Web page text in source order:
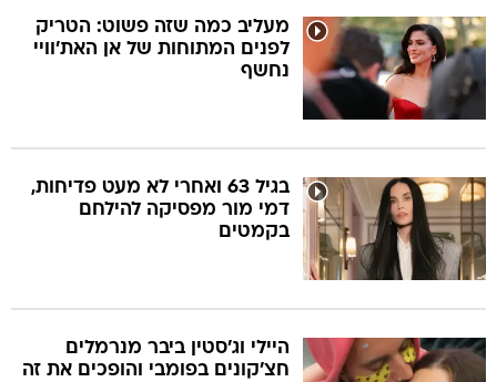
מעליב כמה שזה פשוט: הטריק
לפנים המתוחות של אן האת'וויי
נחשף
בגיל 63 ואחרי לא מעט פדיחות,
דמי מור מפסיקה להילחם
בקמטים
היילי וג'סטין ביבר מנרמלים
חצ'קונים בפומבי והופכים את זה